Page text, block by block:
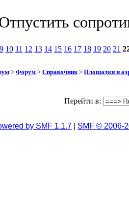
9 10 11 12 13 14 15 16 17 18 19 20 21
> Форум > Справочник> Площадки и
Перейти в:
by SMF 1.1.7 SMF © 2006-